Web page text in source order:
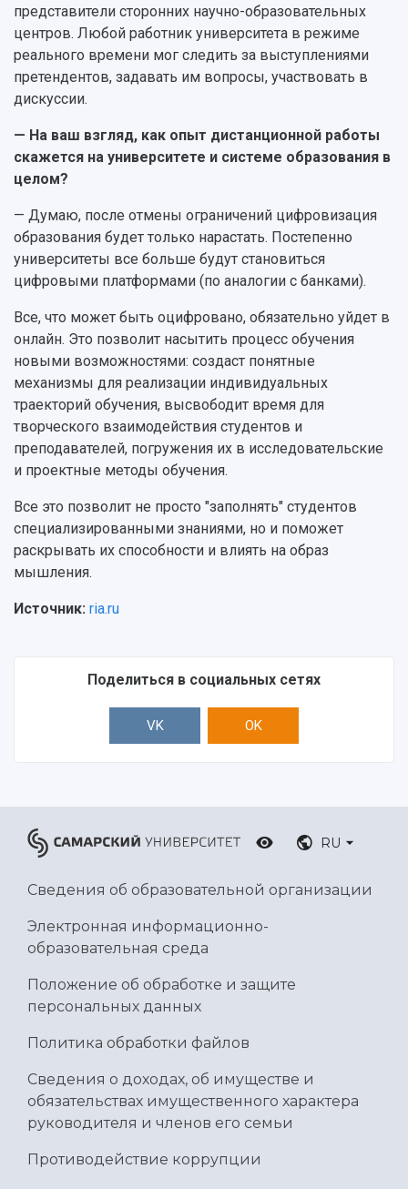
представители сторонних научно-образовательных
центров. Любой работник университета в режиме
реального времени мог следить за выступлениями
претендентов, задавать им вопросы, участвовать в
дискуссии.
— На ваш взгляд, как опыт дистанционной работы
скажется на университете и системе образования в
целом?
— Думаю, после отмены ограничений цифровизация
образования будет только нарастать. Постепенно
университеты все больше будут становиться
цифровыми платформами (по аналогии с банками).
Все, что может быть оцифровано, обязательно уйдет в
онлайн. Это позволит насытить процесс обучения
новыми возможностями: создаст понятные
механизмы для реализации индивидуальных
траекторий обучения, высвободит время для
творческого взаимодействия студентов и
преподавателей, погружения их в исследовательские
и проектные методы обучения.
Все это позволит не просто "заполнять" студентов
специализированными знаниями, но и поможет
раскрывать их способности и влиять на образ
мышления.
Источник: ria.ru
Поделиться в социальных сетях
VK OK
RU
Сведения об образовательной организации
Электронная информационно-
образовательная среда
Положение об обработке и защите
персональных данных
Политика обработки файлов
Сведения о доходах, об имуществе и
обязательствах имущественного характера
руководителя и членов его семьи
Противодействие коррупции